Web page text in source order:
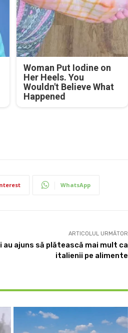
Woman Put Iodine on
Her Heels. You
Wouldn't Believe What
Happened
WhatsApp
ARTICOLUL URMĂTOR
au ajuns să plătească mai mult ca
italienii pe alimente